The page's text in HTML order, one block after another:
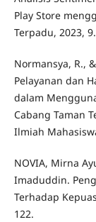
Play Store
Terpadu, 2023,
Normansya, R.,
Pelayanan dan
dalam
Cabang Taman
Ilmiah
NOVIA, Mirna
Imaduddin.
Terhadap
122.